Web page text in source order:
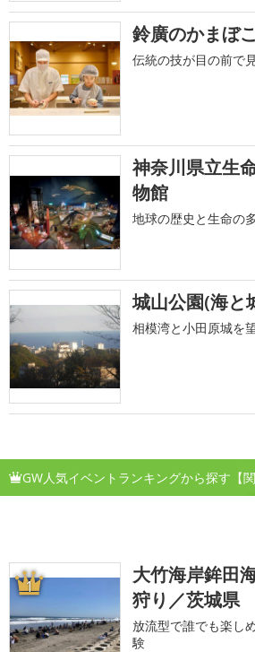
鈴廣のかまぼ
伝統の技が目の前で
神奈川県立生
物館
地球の歴史と生命の
城山公園(海と
相模湾と小田原城を
GW人気イベントランキングから探す【関
1
大竹海岸鉾田
狩り／茨城県
放流型で誰でも楽し
験